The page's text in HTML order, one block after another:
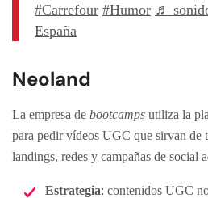
#Carrefour #Humor ♬
España
Neoland
La empresa de bootcamps utiliza la
para pedir vídeos UGC que sirvan de
landings, redes y campañas de social
Estrategia: contenidos UGC